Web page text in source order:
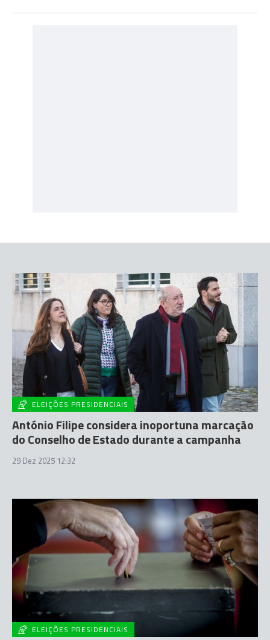
ELEIÇÕES PRESIDENCIAIS
António Filipe considera inoportuna marcação
do Conselho de Estado durante a campanha
29 Dez 2025 12:32
ELEIÇÕES PRESIDENCIAIS